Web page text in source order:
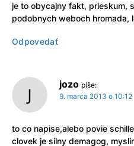
je to obycajny fakt, prieskum,
podobnych weboch hromada,
Odpovedať
jozo píše:
9. marca 2013 o 10:12
to co napise,alebo povie
clovek je silny demagog,